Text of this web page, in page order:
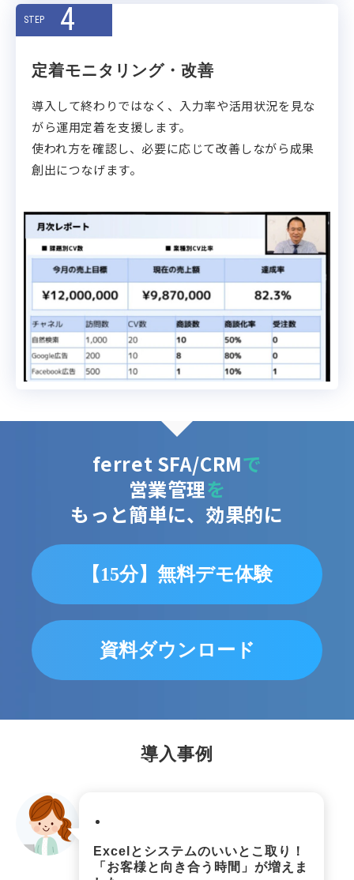
STEP 4
定着モニタリング・改善
導入して終わりではなく、入力率や活用状況を見な
がら運用定着を支援します。
使われ方を確認し、必要に応じて改善しながら成果
創出につなげます。
ferret SFA/CRMで
営業管理を
もっと簡単に、効果的に
【15分】無料デモ体験
資料ダウンロード
導入事例
Excelとシステムのいいとこ取り！
「お客様と向き合う時間」が増えま